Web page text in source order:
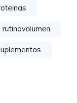
rutinavolumen